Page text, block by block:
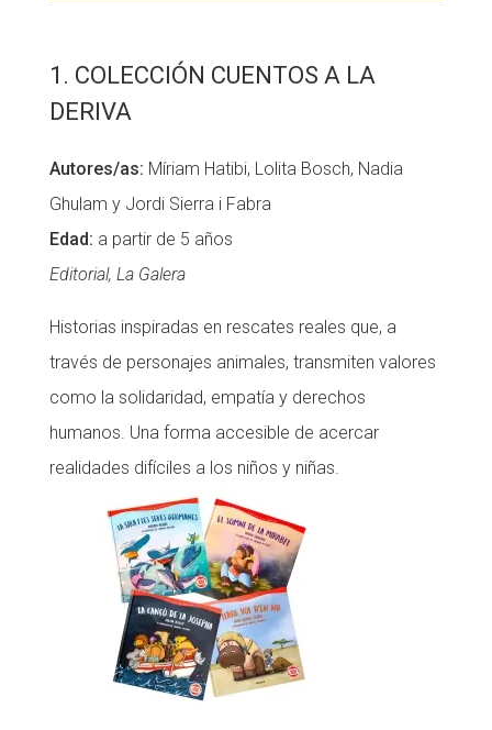
1. COLECCIÓN CUENTOS A LA
DERIVA
Autores/as: Míriam Hatibi, Lolita Bosch, Nadia
Ghulam y Jordi Sierra i Fabra
Edad: a partir de 5 años
Editorial, La Galera
Historias inspiradas en rescates reales que, a
través de personajes animales, transmiten valores
como la solidaridad, empatía y derechos
humanos. Una forma accesible de acercar
realidades difíciles a los niños y niñas.